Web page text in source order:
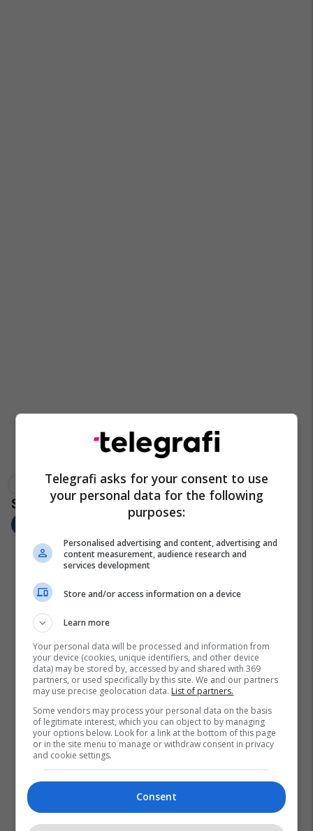
Edi Rama Partia Socialiste
Telegrafi asks for your consent to use
your personal data for the following
purposes:
Personalised advertising and content, advertising and
content measurement, audience research and
services development
Store and/or access information on a device
Learn more
Your personal data will be processed and information from
your device (cookies, unique identifiers, and other device
data) may be stored by, accessed by and shared with 369
partners, or used specifically by this site. We and our partners
may use precise geolocation data. List of partners.
Some vendors may process your personal data on the basis
of legitimate interest, which you can object to by managing
your options below. Look for a link at the bottom of this page
or in the site menu to manage or withdraw consent in privacy
and cookie settings.
Consent